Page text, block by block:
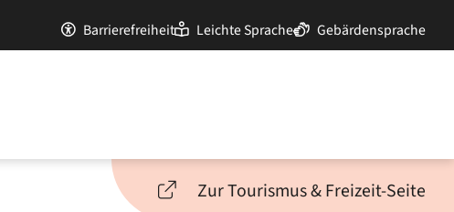
Barrierefreiheit Leichte Sprache Gebärdensprache
Zur Tourismus & Freizeit-Seite